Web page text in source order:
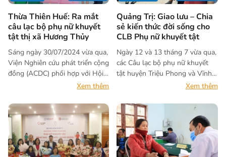
Thừa Thiên Huế: Ra mắt
câu lạc bộ phụ nữ khuyết
tật thị xã Hương Thủy
Sáng ngày 30/07/2024 vừa qua,
Viện Nghiên cứu phát triển cộng
đồng (ACDC) phối hợp với Hội
người khuyết tật thị xã Hương
bộ Phụ nữ khuyết tật thị xã
Hương Thủy. Đây cũng là Câu
lạc bộ Phụ nữ khuyết tật thứ 7
được thành lập trong khuôn
khổ dự án “Hoà nhập 1”.
Xem thêm
Quảng Trị: Giao lưu – Chia
sẻ kiến thức đời sống cho
CLB Phụ nữ khuyết tật
Ngày 12 và 13 tháng 7 vừa qua,
các Câu lạc bộ phụ nữ khuyết
tật huyện Triệu Phong và Vĩnh
Linh, tỉnh Quảng Trị đã tổ chức
tháng với chủ đề: “Phòng chống
đuối nước cho trẻ em và phụ nữ
khuyết tật” và “Kỹ năng ứng xử
đối với con cái trong gia đình”.
Xem thêm